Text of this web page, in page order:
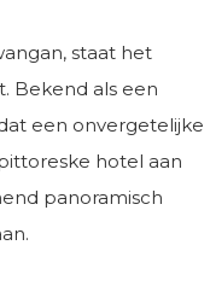
staat het
Bekend als een
een onvergetelijke
hotel aan
panoramisch